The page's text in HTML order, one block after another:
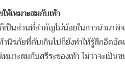
ห้เหมาะสมกับเท้า
เป็นส่วนที่สำคัญไม่น้อยในการนำมาพิ
านิรภัยที่คับเกินไปก็ยังทำให้รู้สึกอึด
หมาะสมกับสรีระของเท้า ไม่ว่าจะเ